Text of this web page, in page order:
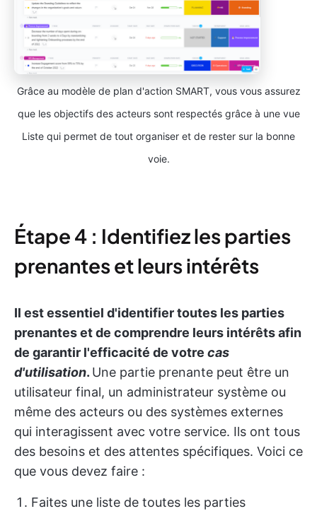
Grâce au modèle de plan d'action SMART, vous vous assurez
que les objectifs des acteurs sont respectés grâce à une vue
Liste qui permet de tout organiser et de rester sur la bonne
voie.
Étape 4 : Identifiez les parties
prenantes et leurs intérêts
Il est essentiel d'identifier toutes les parties
prenantes et de comprendre leurs intérêts afin
de garantir l'efficacité de votre cas
d'utilisation. Une partie prenante peut être un
utilisateur final, un administrateur système ou
même des acteurs ou des systèmes externes
qui interagissent avec votre service. Ils ont tous
des besoins et des attentes spécifiques. Voici ce
que vous devez faire :
Faites une liste de toutes les parties